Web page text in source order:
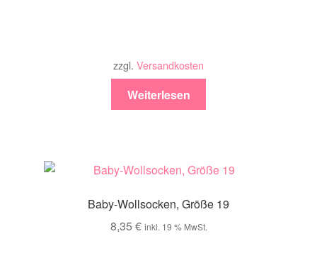
zzgl. Versandkosten
Weiterlesen
Baby-Wollsocken, Größe 19
8,35 € inkl. 19 % MwSt.